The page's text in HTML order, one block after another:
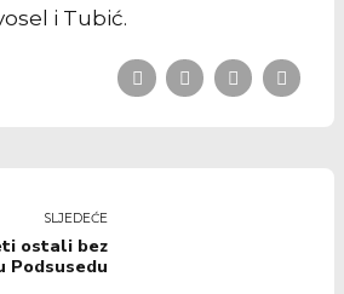
i Tubić.
SLJEDEĆE
ostali bez
Podsusedu